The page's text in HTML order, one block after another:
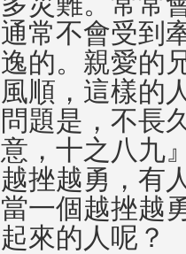
通常不會受到
逸的。親愛的
風順，這樣的
問題是，不長
意，十之八九
越挫越勇，有
當一個越挫越
起來的人呢？